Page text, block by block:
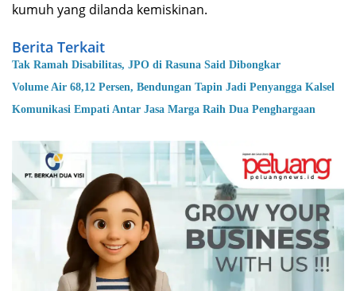
kumuh yang dilanda kemiskinan.
Berita Terkait
Tak Ramah Disabilitas, JPO di Rasuna Said Dibongkar
Volume Air 68,12 Persen, Bendungan Tapin Jadi Penyangga Kalsel
Komunikasi Empati Antar Jasa Marga Raih Dua Penghargaan